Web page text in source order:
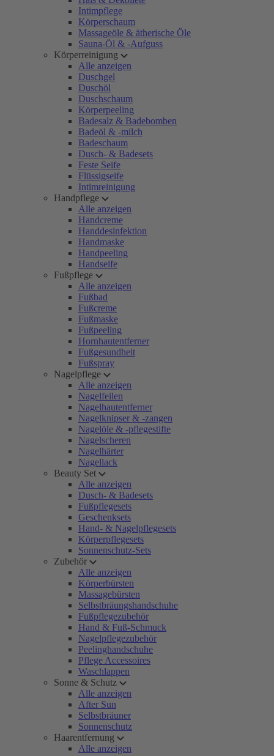
Intimpflege
Körperschaum
Massageöle & ätherische Öle
Sauna-Öl & -Aufguss
Körperreinigung
Alle anzeigen
Duschgel
Duschöl
Duschschaum
Körperpeeling
Badesalz & Badebomben
Badeöl & -milch
Badeschaum
Dusch- & Badesets
Feste Seife
Flüssigseife
Intimreinigung
Handpflege
Alle anzeigen
Handcreme
Handdesinfektion
Handmaske
Handpeeling
Handseife
Fußpflege
Alle anzeigen
Fußbad
Fußcreme
Fußmaske
Fußpeeling
Hornhautentferner
Fußgesundheit
Fußspray
Nagelpflege
Alle anzeigen
Nagelfeilen
Nagelhautentferner
Nagelknipser & -zangen
Nagelöle & -pflegestifte
Nagelscheren
Nagelhärter
Nagellack
Beauty Set
Alle anzeigen
Dusch- & Badesets
Fußpflegesets
Geschenksets
Hand- & Nagelpflegesets
Körperpflegesets
Sonnenschutz-Sets
Zubehör
Alle anzeigen
Körperbürsten
Massagebürsten
Selbstbräungshandschuhe
Fußpflegezubehör
Hand & Fuß-Schmuck
Nagelpflegezubehör
Peelinghandschuhe
Pflege Accessoires
Waschlappen
Sonne & Schutz
Alle anzeigen
After Sun
Selbstbräuner
Sonnenschutz
Haarentfernung
Alle anzeigen